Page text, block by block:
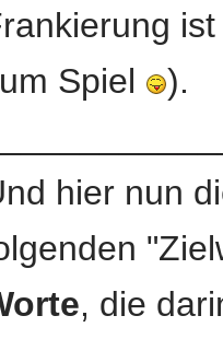
Spiel
).
hier nun
, die